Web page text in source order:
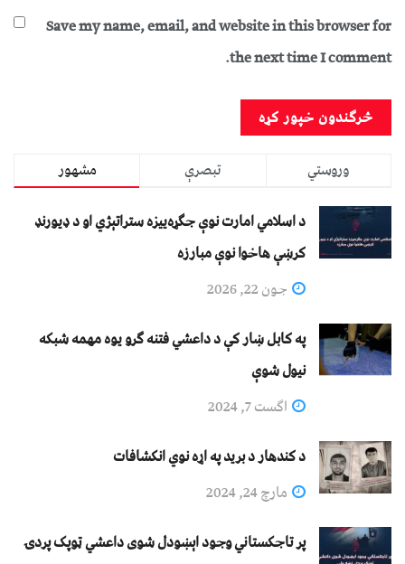
Save my name, email, and website in this browser for
the next time I comment.
مشهور تبصرې
وروستي
د اسلامي امارت نوې جګړه‌ییزه ستراتېژي او د ډیورنډ
کرښې هاخوا نوې مبارزه
جون 22, 2026
په کابل ښار کې د داعشي فتنه ګرو يوه مهمه شبکه
نيول شوې
اگست 7, 2024
د کندهار د برید په اړه نوي انکشافات
مارچ 24, 2024
پر تاجکستاني وجود اېښودل شوی داعشي ټوپک پردۍ